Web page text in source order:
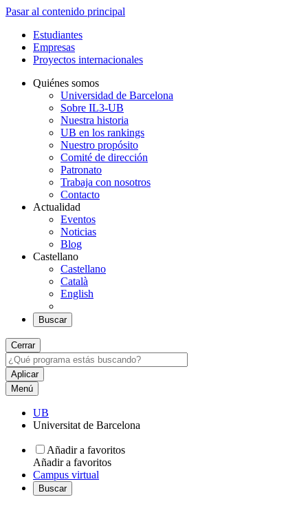
Pasar al contenido principal
Estudiantes
Empresas
Proyectos internacionales
Quiénes somos
Universidad de Barcelona
Sobre IL3-UB
Nuestra historia
UB en los rankings
Nuestro propósito
Comité de dirección
Patronato
Trabaja con nosotros
Contacto
Actualidad
Eventos
Noticias
Blog
Castellano
Castellano
Català
English
Buscar
Cerrar
Menú
UB
Universitat de Barcelona
Añadir a favoritos
Añadir a favoritos
Campus virtual
Buscar